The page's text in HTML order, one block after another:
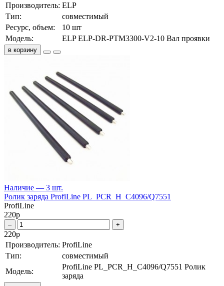
Производитель: ELP
Тип:
совместимый
Ресурс, объем:
10 шт
Модель:
ELP ELP-DR-PTM3300-V2-10 Вал проявки
в корзину
Наличие — 3 шт.
Ролик заряда ProfiLine PL_PCR_H_C4096/Q7551
ProfiLine
220р
– +
220р
Производитель: ProfiLine
Тип:
совместимый
Модель:
ProfiLine PL_PCR_H_C4096/Q7551 Ролик
заряда